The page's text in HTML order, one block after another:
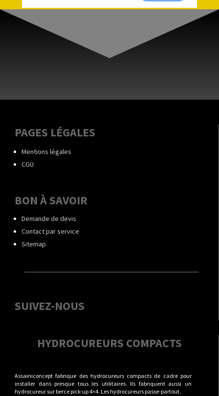
PAGES LÉGALES
Mentions légales
CGU
BON À SAVOIR
Demande de devis
Contact par service
Sitemap
SUIVEZ-NOUS
HYDROCUREURS COMPACTS
Assainiconcept fabrique des hydrocureurs compacts de cadre pour
installer dans presque tous les utilitaires. Ils fabriquent aussi un
hydrocureur sur berce pick-up 4×4. Les hydrocureurs passe-partout.